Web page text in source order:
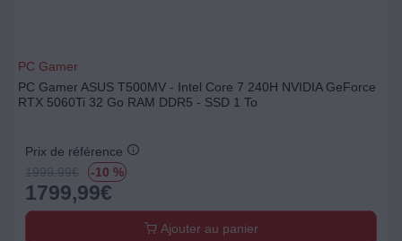
PC Gamer
PC Gamer ASUS T500MV - Intel Core 7 240H NVIDIA GeForce
RTX 5060Ti 32 Go RAM DDR5 - SSD 1 To
Prix de référence
1999.99€ -10 %
1799,99€
Ajouter au panier